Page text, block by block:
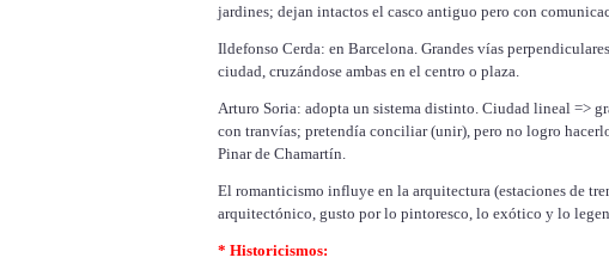
jardines; dejan intactos el casco antiguo pero con
Ildefonso Cerda: en Barcelona. Grandes vías
ciudad, cruzándose ambas en el centro o plaza.
Arturo Soria: adopta un sistema distinto. Ciudad lineal =>
con tranvías; pretendía conciliar (unir), pero no logro
Pinar de Chamartín.
El romanticismo influye en la arquitectura (estaciones de
arquitectónico, gusto por lo pintoresco, lo exótico y lo
* Historicismos: